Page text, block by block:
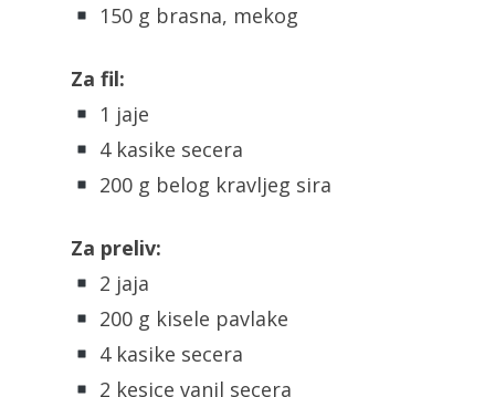
150 g brasna, mekog
Za fil:
1 jaje
4 kasike secera
200 g belog kravljeg sira
Za preliv:
2 jaja
200 g kisele pavlake
4 kasike secera
2 kesice vanil secera